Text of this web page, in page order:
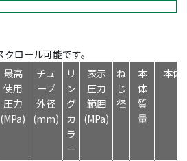
ロール可能です。
最高
使用
圧力
(MPa)
チュ
ーブ
外径
(mm)
リ
ン
グ
カ
ラ
ー
表示
圧力
範囲
(MPa)
ね
じ
径
本
体
質
量
本体